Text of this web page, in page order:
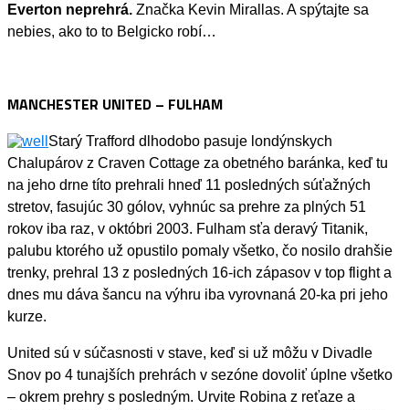
Everton neprehrá. Značka Kevin Mirallas. A spýtajte sa
nebies, ako to to Belgicko robí…
MANCHESTER UNITED – FULHAM
Starý Trafford dlhodobo pasuje londýnskych
Chalupárov z Craven Cottage za obetného baránka, keď tu
na jeho drne títo prehrali hneď 11 posledných súťažných
stretov, fasujúc 30 gólov, vyhnúc sa prehre za plných 51
rokov iba raz, v októbri 2003. Fulham sťa deravý Titanik,
palubu ktorého už opustilo pomaly všetko, čo nosilo drahšie
trenky, prehral 13 z posledných 16-ich zápasov v top flight a
dnes mu dáva šancu na výhru iba vyrovnaná 20-ka pri jeho
kurze.
United sú v súčasnosti v stave, keď si už môžu v Divadle
Snov po 4 tunajších prehrách v sezóne dovoliť úplne všetko
– okrem prehry s posledným. Urvite Robina z reťaze a